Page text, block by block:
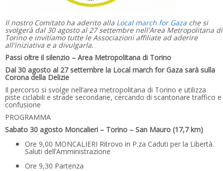
Il nostro Comitato ha aderito alla Local march for Gaza che si
svolgerà dal 30 agosto al 27 settembre nell'Area Metropolitana di
Torino e invitiamo tutte le Associazioni affiliate ad aderire
all'iniziativa e a divulgarla.
Passi oltre il silenzio – Area Metropolitana di Torino
Dal 30 agosto al 27 settembre la Local march for Gaza sarà sulla
Corona della Delizie
Il percorso si svolge nell’area metropolitana di Torino e utilizza
piste ciclabili e strade secondarie, cercando di scantonare traffico e
confusione
PROGRAMMA
Sabato 30 agosto Moncalieri – Torino – San Mauro (17,7 km)
Ore 9,00 MONCALIERI Ritrovo in P.za Caduti per la Libertà.
Saluti dell’Amministrazione
Ore 9,30 Partenza